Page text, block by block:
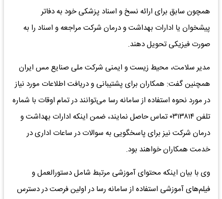
همچون سابق برای ارائه نسخ و اسناد پزشکی خود به دفاتر
پیشخوان یا ادارات بهداشت و درمان شرکت مراجعه و اسناد را به
صورت فیزیکی تحویل دهند.
مدیر سلامت، محیط زیست و ایمنی شرکت ملی صنایع مس ایران
همچنین گفت: همکاران برای پشتیبانی و دریافت اطلاعات مورد نیاز
در مورد نحوه استفاده از سامانه رسا می‌توانند در تمام اوقات با شماره
تلفن ۰۳۱۳۸۱۴ تماس حاصل نمایند، ضمن اینکه ادارات بهداشت و
درمان شرکت نیز برای پاسخگویی به سوالات در ساعات اداری در
خدمت همکاران خواهند بود.
وی با بیان اینکه محتوای آموزشی مرتبط شامل دستورالعمل و
فیلم‌های آموزشی استفاده از سامانه رسا در اولین فرصت در دسترس